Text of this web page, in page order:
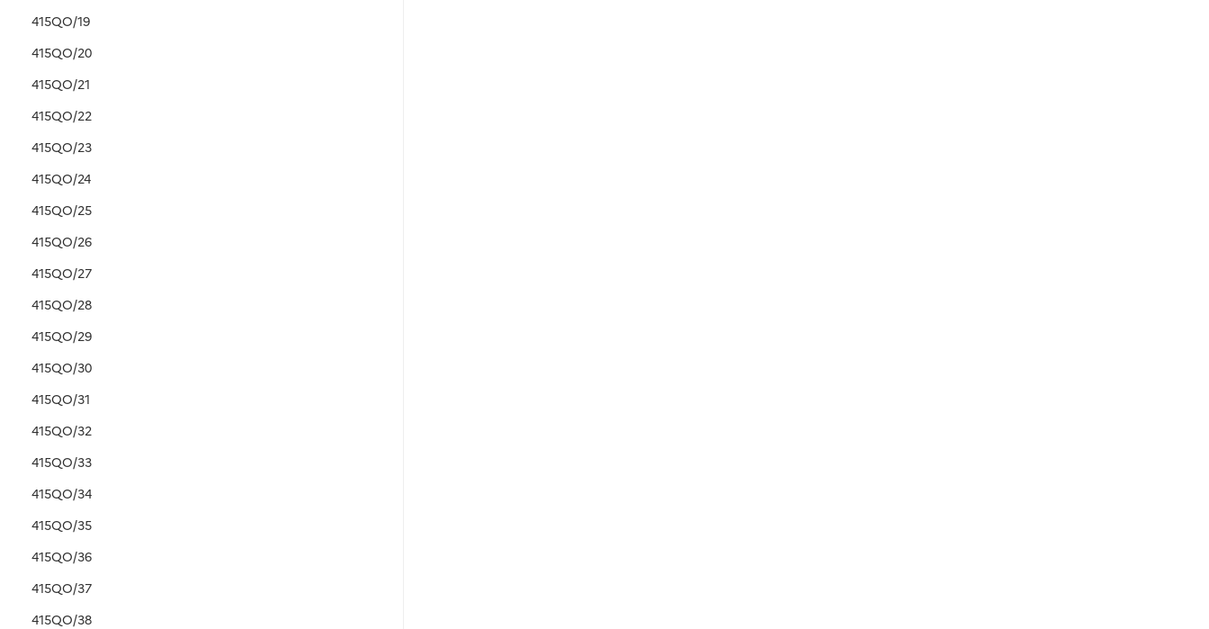
415QO/19
415QO/20
415QO/21
415QO/22
415QO/23
415QO/24
415QO/25
415QO/26
415QO/27
415QO/28
415QO/29
415QO/30
415QO/31
415QO/32
415QO/33
415QO/34
415QO/35
415QO/36
415QO/37
415QO/38